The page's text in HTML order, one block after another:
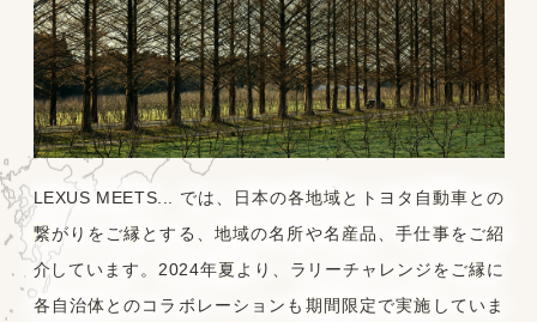
LEXUS MEETS... では、日本の各地域とトヨタ自動車との
繋がりをご縁とする、地域の名所や名産品、手仕事をご紹
介しています。2024年夏より、ラリーチャレンジをご縁に
各自治体とのコラボレーションも期間限定で実施していま